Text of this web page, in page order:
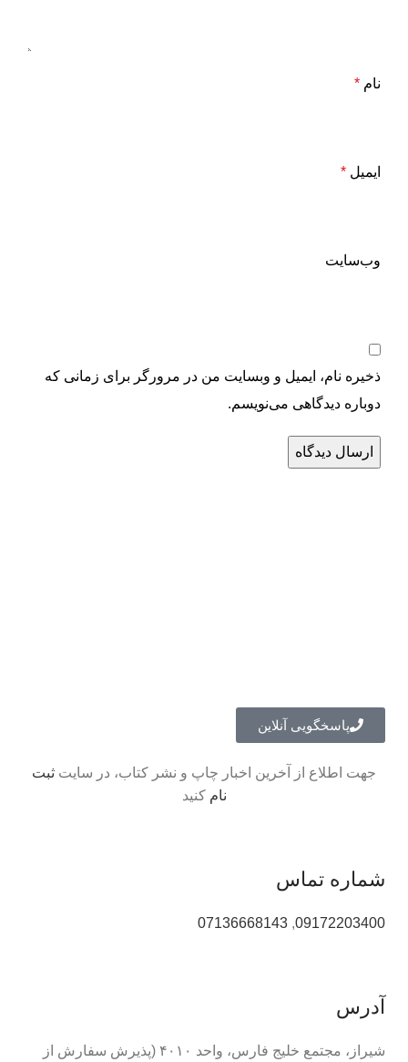
نام *
ایمیل *
وب‌سایت
ذخیره نام، ایمیل و وبسایت من در مرورگر برای زمانی که
دوباره دیدگاهی می‌نویسم.
پاسخگویی آنلاین
جهت اطلاع از آخرین اخبار چاپ و نشر کتاب، در سایت ثبت
نام کنید
شماره تماس
09172203400
,
07136668143
آدرس
شیراز، مجتمع خلیج فارس، واحد ۴۰۱۰ (پذیرش سفارش از